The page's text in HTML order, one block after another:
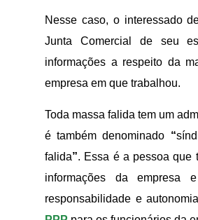
Nesse caso, o interessado
Junta Comercial de seu
informações a respeito da
empresa em que trabalhou.
Toda massa falida tem um
é também denominado “
falida”. Essa é a pessoa que
informações da empresa
responsabilidade e